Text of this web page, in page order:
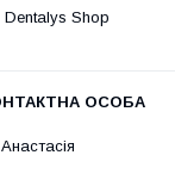
Dentalys Shop
Анастасія